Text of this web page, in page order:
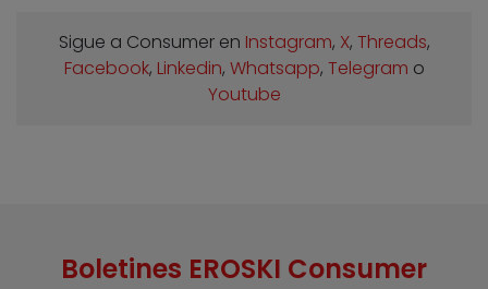
Sigue a Consumer en Instagram, X, Threads,
Facebook, Linkedin, Whatsapp, Telegram o
Youtube
Boletines EROSKI Consumer